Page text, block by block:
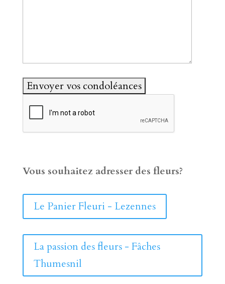
Vous souhaitez adresser des fleurs?
Le Panier Fleuri - Lezennes
La passion des fleurs - Fâches
Thumesnil